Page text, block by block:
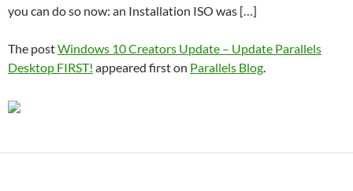
you can do so now: an Installation ISO was […]
The postWindows 10 Creators Update – Update Parallels
Desktop FIRST! appeared first on Parallels Blog.